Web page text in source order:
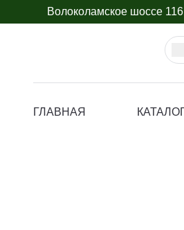
Волоколамское шоссе 116
ГЛАВНАЯ